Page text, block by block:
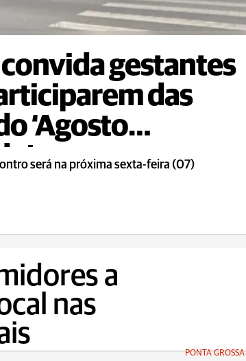
gestantes
das
‘Agosto
será na próxima sexta-feira (07)
a
nas
PONTA GROSSA